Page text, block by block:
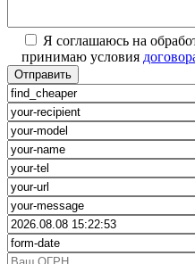
Я соглашаюсь на
принимаю условия